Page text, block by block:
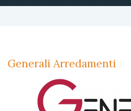
Generali Arredamenti